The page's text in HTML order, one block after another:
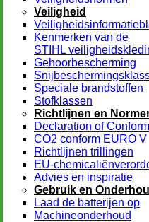
Veiligheid
Kenmerken van de
STIHL
Gehoorbescherming
Speciale brandstoffen
Stofklassen
Richtlijnen en
Declaration of
CO2 conform EURO V
Richtlijnen trillingen
EU-
Advies en inspiratie
Gebruik en
Laad de batterijen op
Machineonderhoud